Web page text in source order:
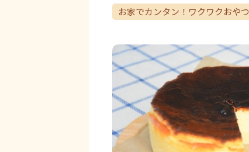
お家でカンタン！ワクワクおやつ